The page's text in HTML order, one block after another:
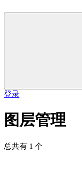
登录
图层管理
总共有 1 个